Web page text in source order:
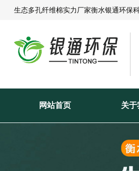
生态多孔纤维棉实力厂家衡水银通环保
网站首页 关于